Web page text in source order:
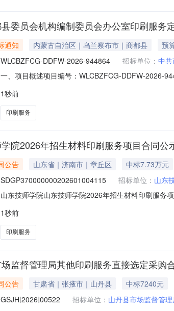
委员会机构编制委员会办公室印刷服务
通知 内蒙古自治区｜乌兰察布市｜商都县 预
WLCBZFCG-DDFW-2026-944864 招标单位： 中
一、项目概述项目编号：WLCBZFCG-DDFW-2026-
书/批准书编号：乌政采计划[2026]商都00707采购方
1秒前
印刷服务
院2026年招生材料印刷服务项目合同公
公告 山东省｜济南市｜章丘区
中标7.73万元
SDGP370000000202601004115 招标单位： 山东
山东技师学院山东技师学院2026年招生材料印刷服务
东路2号联系方式：17515315679供应商（乙方）：
1秒前
印刷服务
监督管理局其他印刷服务直接选定采购
公告 甘肃省｜张掖市｜山丹县
中标7240元
GSJH[2026]00522 招标单位： 山丹县市场监督管